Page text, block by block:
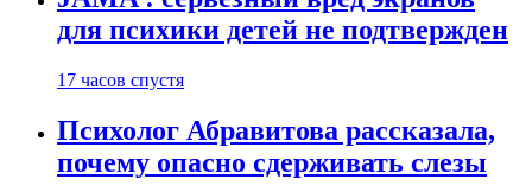
для психики детей не подтвержден
17 часов спустя
Психолог Абравитова рассказала,
почему опасно сдерживать слезы